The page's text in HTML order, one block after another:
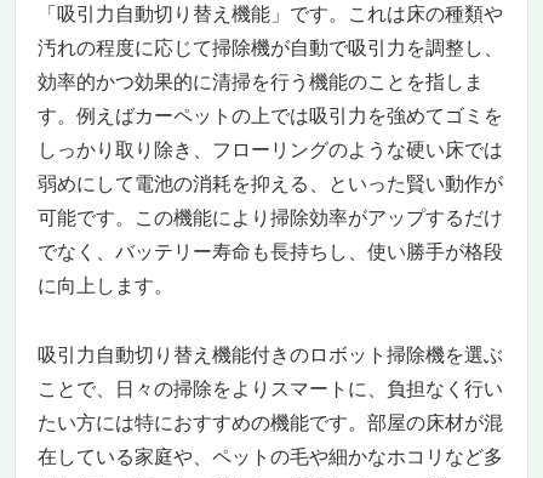
革新的なLiDARナビゲーションで効率的な清
掃ルートを実現
スマホアプリと音声コマンドで自在にコント
こういったニーズがある人にはおすすめ
こういうニーズのある人にはおすすめできな
い
吸引力自動切り替え機能付き！賢いロボット掃
除機おすすめ19選「Anker Eufy Clean X8 Pro
with Self-Empty Station」
自動ゴミ収集ステーションで面倒なゴミ捨て
iPathレーザー・ナビゲーションとAI.Mapテ
クノロジー2.0で賢く効率的な掃除
毛がらみ除去システムでペットの毛もストレ
「吸引力自動切り替え機能」です。これは床の種類や
汚れの程度に応じて掃除機が自動で吸引力を調整し、
効率的かつ効果的に清掃を行う機能のことを指しま
す。例えばカーペットの上では吸引力を強めてゴミを
しっかり取り除き、フローリングのような硬い床では
弱めにして電池の消耗を抑える、といった賢い動作が
可能です。この機能により掃除効率がアップするだけ
でなく、バッテリー寿命も長持ちし、使い勝手が格段
に向上します。
吸引力自動切り替え機能付きのロボット掃除機を選ぶ
ことで、日々の掃除をよりスマートに、負担なく行い
たい方には特におすすめの機能です。部屋の床材が混
在している家庭や、ペットの毛や細かなホコリなど多